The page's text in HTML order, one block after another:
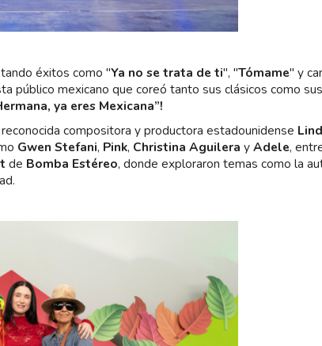
éxitos como "Ya no se trata de ti", "Tómame" y
público mexicano que coreó tanto sus clásicos como
ya eres Mexicana”!
compositora y productora estadounidense
Gwen Stefani, Pink, Christina Aguilera yAdele,
de Bomba Estéreo, donde exploraron temas como la